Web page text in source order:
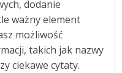
dodanie
ważny element
możliwość
takich jak nazwy
ciekawe cytaty.